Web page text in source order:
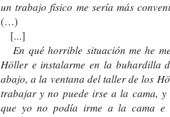
un trabajo físico me sería más
(…)
[...]
En qué horrible situación me he
Höller e instalarme en la buhardilla
abajo, a la ventana del taller de los
trabajar y no puede irse a la cama, y
que yo no podía irme a la cama